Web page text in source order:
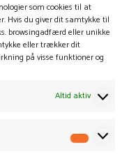
som cookies til at
Hvis du giver dit samtykke til
browsingadfærd eller unikke
eller trækker dit
på visse funktioner og
Altid aktiv
din